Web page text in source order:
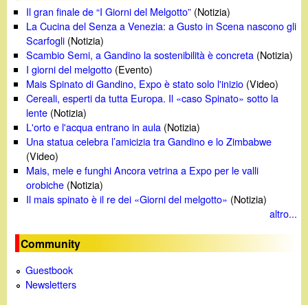
Il gran finale de “I Giorni del Melgotto” (Notizia)
La Cucina del Senza a Venezia: a Gusto in Scena nascono gli
Scarfogli (Notizia)
Scambio Semi, a Gandino la sostenibilità è concreta (Notizia)
I giorni del melgotto (Evento)
Mais Spinato di Gandino, Expo è stato solo l'inizio (Video)
Cereali, esperti da tutta Europa. Il «caso Spinato» sotto la
lente (Notizia)
L'orto e l'acqua entrano in aula (Notizia)
Una statua celebra l’amicizia tra Gandino e lo Zimbabwe
(Video)
Mais, mele e funghi Ancora vetrina a Expo per le valli
orobiche (Notizia)
Il mais spinato è il re dei «Giorni del melgotto» (Notizia)
altro...
Community
Guestbook
Newsletters